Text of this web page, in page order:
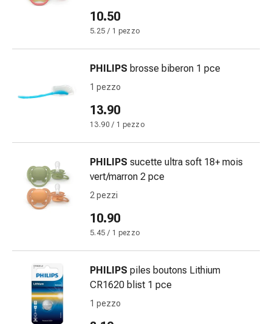
tiraggio
Tamponi
medicali
occhi
Disturbi
dell'orecchio
orecchie
Gocce
oculari
degli
occhi
Bende
Igiene
10.50
5.25 / 1 pezzo
PHILIPS brosse biberon 1 pce
1 pezzo
13.90
13.90 / 1 pezzo
PHILIPS sucette ultra soft 18+ mois
vert/marron 2 pce
2 pezzi
10.90
5.45 / 1 pezzo
PHILIPS piles boutons Lithium
CR1620 blist 1 pce
1 pezzo